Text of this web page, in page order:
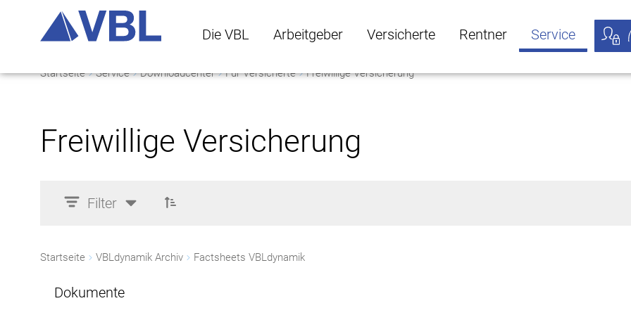
Die VBL
Die VBL Untermenü öffnen
Arbeitgeber
Arbeitgeber Untermenü öffnen
Versicherte
Versicherte Untermenü öffnen
Rentner Service
Startseite Service Downloadcenter Für Versicherte Freiwillige Versicherung
Freiwillige Versicherung
Filter
Startseite VBLdynamik Archiv Factsheets VBLdynamik
Dokumente